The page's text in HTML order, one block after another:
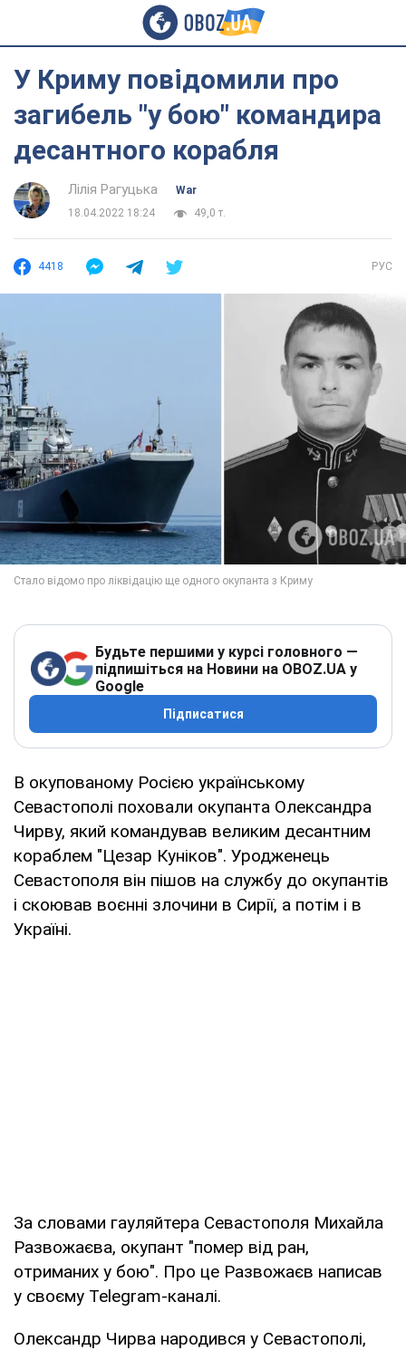
У Криму повідомили про
загибель "у бою" командира
десантного корабля
Лілія Рагуцька
War
18.04.2022 18:24
49,0 т.
4418 РУС
Будьте першими у курсі головного —
підпишіться на Новини на OBOZ.UA у
Google
Підписатися
В окупованому Росією українському
Севастополі поховали окупанта Олександра
Чирву, який командував великим десантним
кораблем "Цезар Куніков". Уродженець
Севастополя він пішов на службу до окупантів
і скоював воєнні злочини в Сирії, а потім і в
Україні.
За словами гауляйтера Севастополя Михайла
Развожаєва, окупант "помер від ран,
отриманих у бою". Про це Развожаєв написав
у своєму Telegram-каналі.
Олександр Чирва народився у Севастополі,